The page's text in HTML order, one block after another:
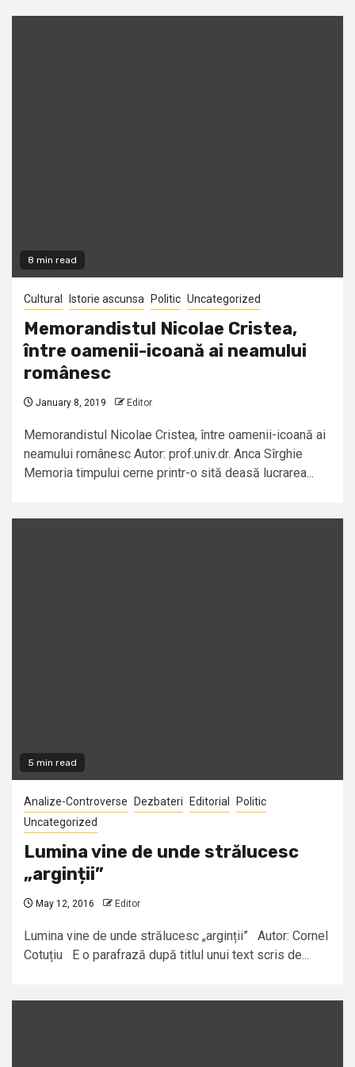
8 min read
Cultural Istorie ascunsa Politic Uncategorized
Memorandistul Nicolae Cristea,
între oamenii-icoană ai neamului
românesc
January 8, 2019 Editor
Memorandistul Nicolae Cristea, între oamenii-icoană ai
neamului românesc Autor: prof.univ.dr. Anca Sîrghie
Memoria timpului cerne printr-o sită deasă lucrarea...
5 min read
Analize-Controverse Dezbateri Editorial
Politic
Uncategorized
Lumina vine de unde strălucesc
„arginții”
May 12, 2016 Editor
Lumina vine de unde strălucesc „arginții” Autor: Cornel
Cotuțiu E o parafrază după titlul unui text scris de...